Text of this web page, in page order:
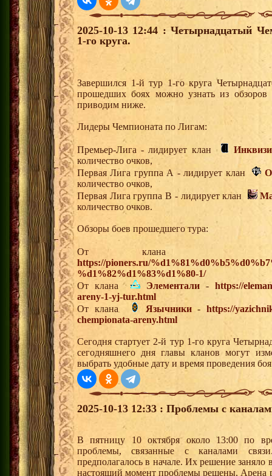
2025-10-13 12:44 : Четырнадцатый
1-го круга.
Завершился 1-й тур 1-го круга
прошедших боях можно узнать из
приводим ниже.
Лидеры Чемпионата по Лигам:
Премьер-Лига - лидирует клан
количество очков,
Первая Лига группа А - лидирует клан
количество очков,
Первая Лига группа В - лидирует клан
количество очков.
Обзоры боев прошедшего тура:
От клана
https://pioners.ru/
%d1%82%d1%83%d1%80-1/
От клана
Элементали - https://
areny-1-yj-tur.html
От клана
Язычники-https://
chempionata-areny.html
Сегодня стартует 2-й тур 1-го круга
сегодняшнего дня главы кланов могут
выбрать удобные дату и время проведения
2025-10-13 12:33 : Проблемы с
В пятницу 10 октября около 13:00 по
проблемы, связанные с каналами
предполагалось в начале. Их решение
настоящий момент проблемы решены, Арена